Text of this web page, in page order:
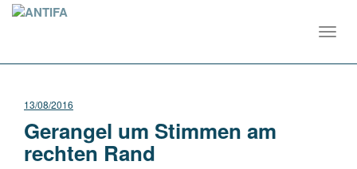
13/08/2016
Gerangel um Stimmen am
rechten Rand